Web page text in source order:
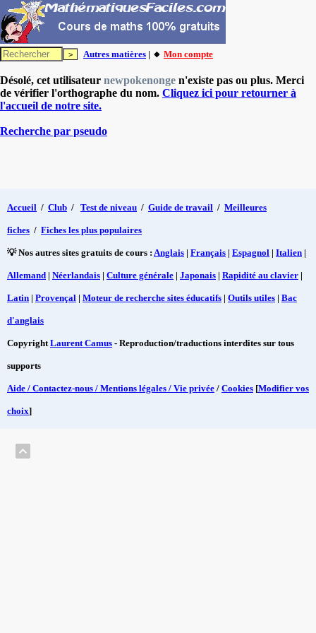
Autres matières | 🔸 Mon compte
Désolé, cet utilisateur newpokenonge n'existe pas ou plus. Merci
de vérifier l'orthographe du nom. Cliquez ici pour retourner à
l'accueil de notre site.
Recherche par pseudo
Accueil / Club / Test de niveau / Guide de travail / Meilleures
fiches / Fiches les plus populaires
💡 Nos autres sites gratuits de cours : Anglais | Français | Espagnol | Italien |
Allemand | Néerlandais | Culture générale | Japonais | Rapidité au clavier |
Latin | Provençal | Moteur de recherche sites éducatifs | Outils utiles | Bac
d'anglais
CopyrightLaurent Camus - Reproduction/traductions interdites sur tous
supports
Aide / Contactez-nous / Mentions légales / Vie privée / Cookies [Modifier vos
choix]